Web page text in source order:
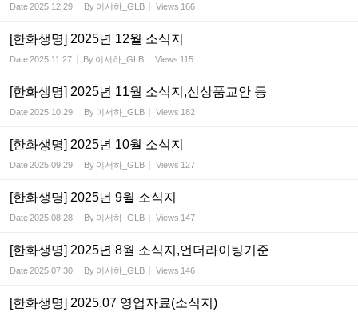
Date2025.12.29 By 이서하_GLB Views 166
[한화생명] 2025년 12월 소식지
Date2025.11.27 By 이서하_GLB Views 115
[한화생명] 2025년 11월 소식지,신상품교안 등
Date2025.10.29 By 이서하_GLB Views 182
[한화생명] 2025년 10월 소식지
Date2025.09.29 By 이서하_GLB Views 127
[한화생명] 2025년 9월 소식지
Date2025.08.28 By 이서하_GLB Views 147
[한화생명] 2025년 8월 소식지,언더라이팅기준
Date2025.07.30 By 이서하_GLB Views 146
[한화생명] 2025.07 영업자료(소식지)